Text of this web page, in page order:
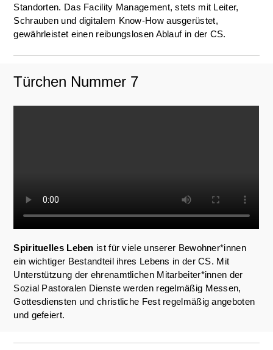
Standorten. Das Facility Management, stets mit Leiter,
Schrauben und digitalem Know-How ausgerüstet,
gewährleistet einen reibungslosen Ablauf in der CS.
Türchen Nummer 7
Spirituelles Leben ist für viele unserer Bewohner*innen
ein wichtiger Bestandteil ihres Lebens in der CS. Mit
Unterstützung der ehrenamtlichen Mitarbeiter*innen der
Sozial Pastoralen Dienste werden regelmäßig Messen,
Gottesdiensten und christliche Fest regelmäßig angeboten
und gefeiert.